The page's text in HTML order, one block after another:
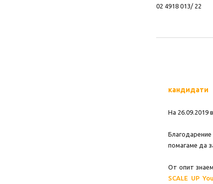
02 4918 013/ 22
кандидати
На
помагаме да
От опит
SCALE UP